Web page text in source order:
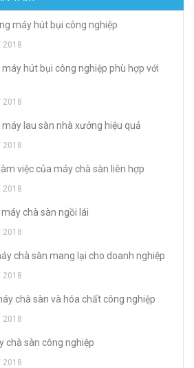
máy hút bụi công nghiệp
2018
hút bụi công nghiệp phù hợp với
2018
lau sàn nhà xưởng hiệu quả
2018
việc của máy chà sàn liên hợp
2018
chà sàn ngồi lái
2018
chà sàn mang lại cho doanh nghiệp
2018
chà sàn và hóa chất công nghiệp
2018
chà sàn công nghiệp
2018